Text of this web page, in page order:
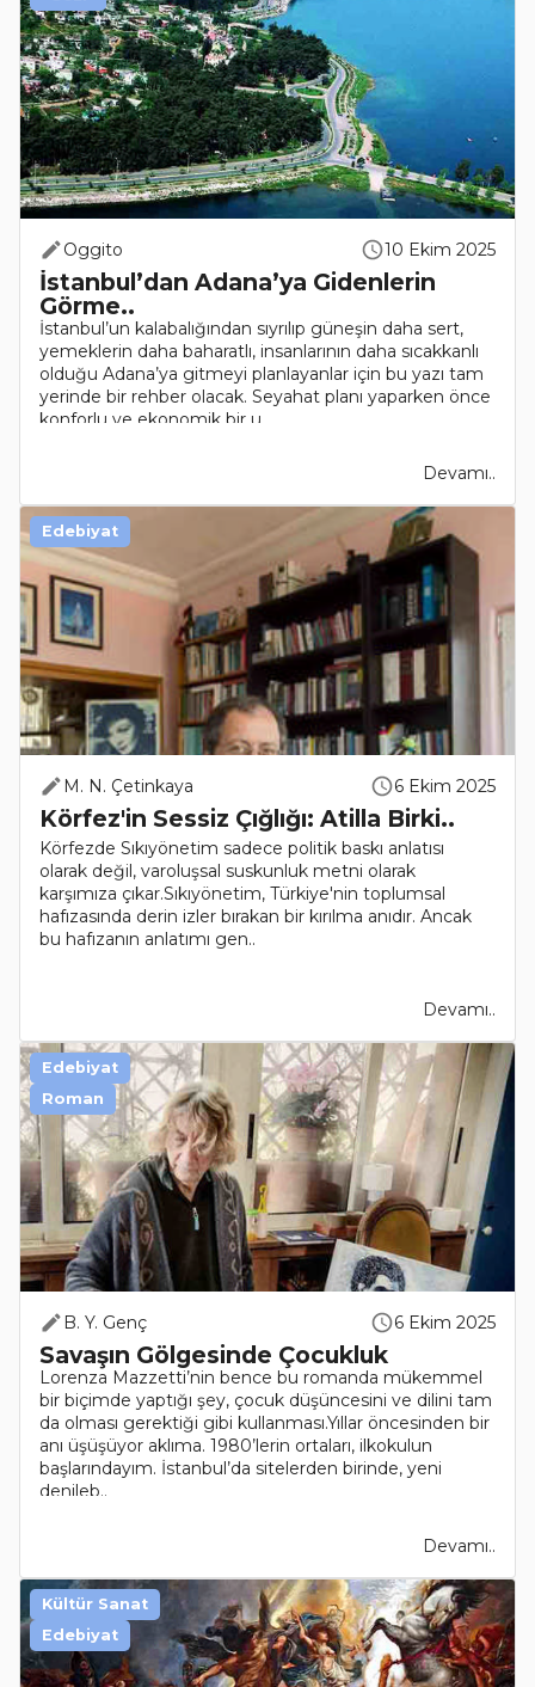
Oggito 10 Ekim 2025
İstanbul’dan Adana’ya Gidenlerin
Görme..
İstanbul’un kalabalığından sıyrılıp güneşin daha sert,
yemeklerin daha baharatlı, insanlarının daha sıcakkanlı
olduğu Adana’ya gitmeyi planlayanlar için bu yazı tam
yerinde bir rehber olacak. Seyahat planı yaparken önce
konforlu ve ekonomik bir u..
Devamı..
M. N. Çetinkaya 6 Ekim 2025
Körfez'in Sessiz Çığlığı: Atilla Birki..
Körfezde Sıkıyönetim sadece politik baskı anlatısı
olarak değil, varoluşsal suskunluk metni olarak
karşımıza çıkar.Sıkıyönetim, Türkiye'nin toplumsal
hafızasında derin izler bırakan bir kırılma anıdır. Ancak
bu hafızanın anlatımı gen..
Devamı..
Edebiyat
B. Y. Genç 6 Ekim 2025
Savaşın Gölgesinde Çocukluk
Lorenza Mazzetti’nin bence bu romanda mükemmel
bir biçimde yaptığı şey, çocuk düşüncesini ve dilini tam
da olması gerektiği gibi kullanması.Yıllar öncesinden bir
anı üşüşüyor aklıma. 1980’lerin ortaları, ilkokulun
başlarındayım. İstanbul’da sitelerden birinde, yeni
denileb..
Devamı..
Edebiyat
Roman
Kültür Sanat
Edebiyat